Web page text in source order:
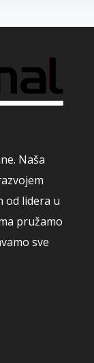
Naša
od lidera u
pružamo
sve